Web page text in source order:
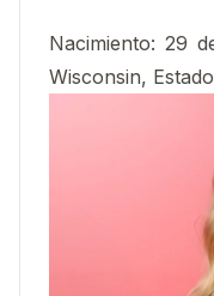
Nacimiento: 29
Wisconsin,